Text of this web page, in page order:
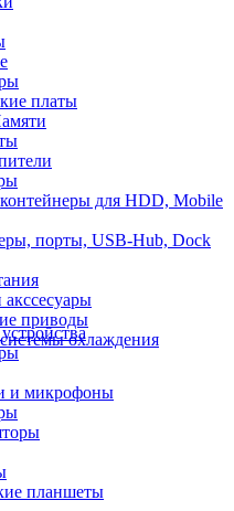
платы
для HDD, Mobile
порты, USB-Hub, Dock
приводы
охлаждения
и микрофоны
планшеты